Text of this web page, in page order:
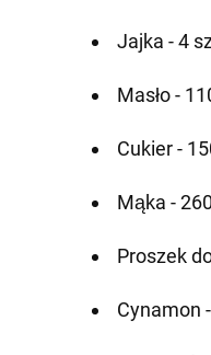
Jajka - 4
Masło -
Cukier -
Mąka -
Proszek
Cynamon